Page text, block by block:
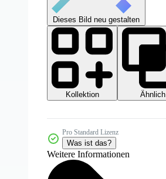
Dieses Bild neu gestalten
Kollektion
Ähnlich
Pro Standard Lizenz
Was ist das?
Weitere Informationen